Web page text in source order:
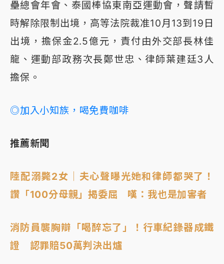
壘總會年會、泰國棒協東南亞運動會，聲請暫
時解除限制出境，高等法院裁准10月13到19日
出境，擔保金2.5億元，責付由外交部長林佳
龍、運動部政務次長鄭世忠、律師葉建廷3人
擔保。
◎加入小知族，喝免費咖啡
推薦新聞
陸配溺斃2女｜夫心聲曝光她和律師都哭了！
讚「100分母親」揭委屈 嘆：我也是加害者
消防員襲胸辯「喝醉忘了」！行車紀錄器成鐵
證 認罪賠50萬判決出爐